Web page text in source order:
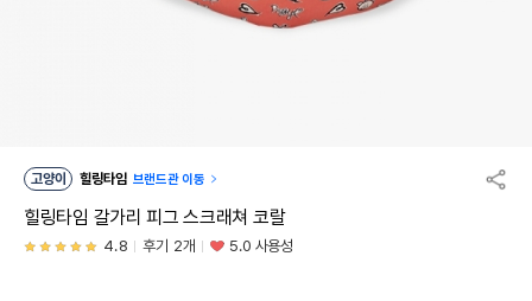
고양이 힐링타임 브랜드관 이동
힐링타임 갈가리 피그 스크래쳐 코랄
4.8 후기 2개 5.0 사용성